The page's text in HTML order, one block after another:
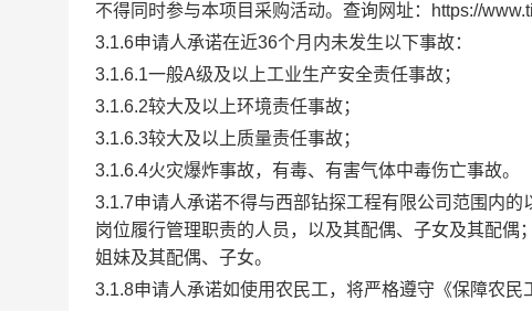
不得同时参与本项目采购活动。查询网址：https://
3.1.6申请人承诺在近36个月内未发生以下事故：
3.1.6.1一般A级及以上工业生产安全责任事故；
3.1.6.2较大及以上环境责任事故；
3.1.6.3较大及以上质量责任事故；
3.1.6.4火灾爆炸事故，有毒、有害气体中毒伤亡事故。
3.1.7申请人承诺不得与西部钻探工程有限公司范围内
岗位履行管理职责的人员，以及其配偶、子女及其配
姐妹及其配偶、子女。
3.1.8申请人承诺如使用农民工，将严格遵守《保障农民